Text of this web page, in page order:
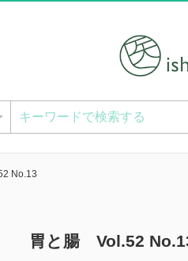
No.13
胃と腸 Vol.52